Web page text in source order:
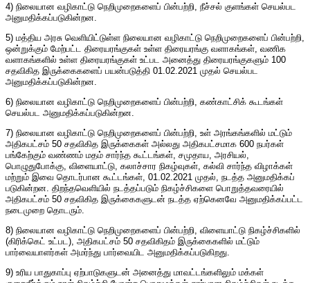
4) நிலையான வழிகாட்டு நெறிமுறைகளைப் பின்பற்றி, நீச்சல் குளங்கள் செயல்பட
அனுமதிக்கப்படுகின்றன.
5) மத்திய அரசு வெளியிட்டுள்ள நிலையான வழிகாட்டு நெறிமுறைகளைப் பின்பற்றி,
ஒன்றுக்கும் மேற்பட்ட திரையரங்குகள் உள்ள திரையரங்கு வளாகங்கள், வணிக
வளாகங்களில் உள்ள திரையரங்குகள் உட்பட அனைத்து திரையரங்குகளும் 100
சதவிகித இருக்கைகளைப் பயன்படுத்தி 01.02.2021 முதல் செயல்பட
அனுமதிக்கப்படுகின்றன.
6) நிலையான வழிகாட்டு நெறிமுறைகளைப் பின்பற்றி, கண்காட்சிக் கூடங்கள்
செயல்பட அனுமதிக்கப்படுகின்றன.
7) நிலையான வழிகாட்டு நெறிமுறைகளைப் பின்பற்றி, உள் அரங்கங்களில் மட்டும்
அதிகபட்சம் 50 சதவிகித இருக்கைகள் அல்லது அதிகபட்சமாக 600 நபர்கள்
பங்கேற்கும் வண்ணம் மதம் சார்ந்த கூட்டங்கள், சமுதாய, அரசியல்,
பொழுதுபோக்கு, விளையாட்டு, கலாச்சார நிகழ்வுகள், கல்வி சார்ந்த விழாக்கள்
மற்றும் இவை தொடர்பான கூட்டங்கள், 01.02.2021 முதல், நடத்த அனுமதிக்கப்
படுகின்றன. திறந்தவெளியில் நடத்தப்படும் நிகழ்ச்சிகளை பொறுத்தவரையில்
அதிகபட்சம் 50 சதவிகித இருக்கைகளுடன் நடத்த ஏற்கெனவே அனுமதிக்கப்பட்ட
நடைமுறை தொடரும்.
8) நிலையான வழிகாட்டு நெறிமுறைகளைப் பின்பற்றி, விளையாட்டு நிகழ்ச்சிகளில்
(கிரிக்கெட் உட்பட), அதிகபட்சம் 50 சதவிகிதம் இருக்கைகளில் மட்டும்
பார்வையாளர்கள் அமர்ந்து பார்வையிட அனுமதிக்கப்படுகிறது.
9) உரிய பாதுகாப்பு ஏற்பாடுகளுடன் அனைத்து மாவட்டங்களிலும் மக்கள்